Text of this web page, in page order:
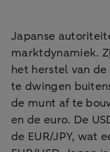
Japanse
marktdynamiek.
het herstel van
te dwingen
de munt af te
en de euro. De
de EUR/JPY, wat